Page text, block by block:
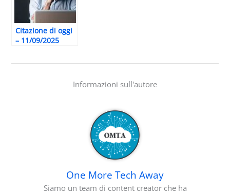
Citazione di oggi
– 11/09/2025
Informazioni sull'autore
One More Tech Away
Siamo un team di content creator che ha